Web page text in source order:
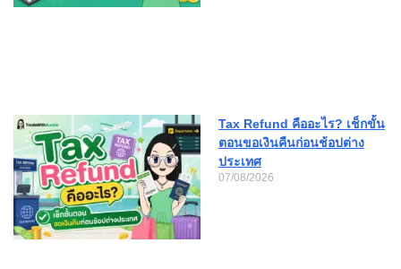
Tax Refund คืออะไร? เช็กขั้น
ตอนขอเงินคืนก่อนช้อปต่าง
ประเทศ
07/08/2026